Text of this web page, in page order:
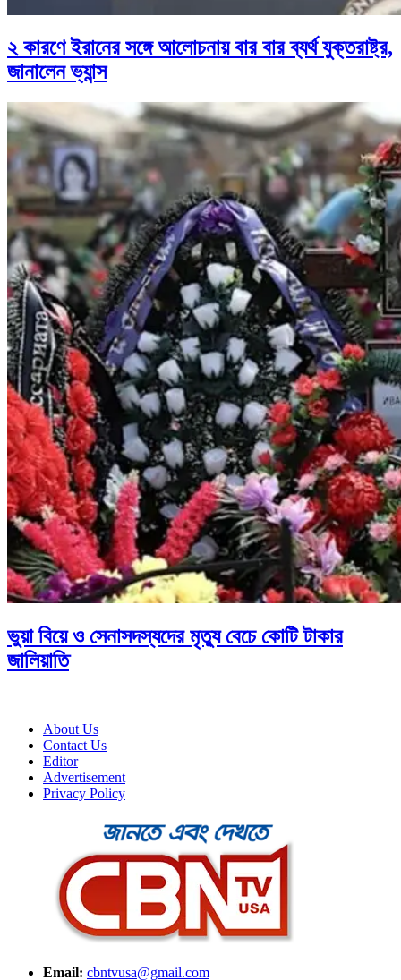
২ কারণে ইরানের সঙ্গে আলোচনায় বার বার ব্যর্থ যুক্তরাষ্ট্র,
জানালেন ভ্যান্স
ভুয়া বিয়ে ও সেনাসদস্যদের মৃত্যু বেচে কোটি টাকার
জালিয়াতি
About Us
Contact Us
Editor
Advertisement
Privacy Policy
Email: cbntvusa@gmail.com